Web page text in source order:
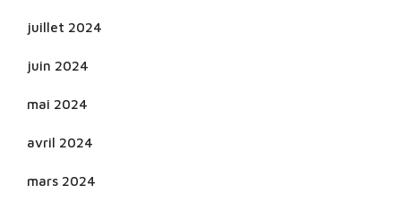
juillet 2024
juin 2024
mai 2024
avril 2024
mars 2024